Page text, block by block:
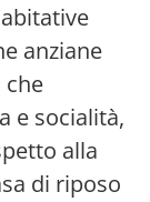
anziane
e socialità,
alla
di riposo